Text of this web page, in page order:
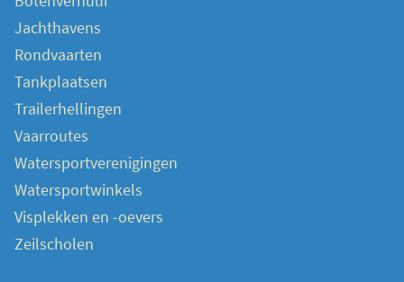
Jachthavens
Rondvaarten
Tankplaatsen
Trailerhellingen
Vaarroutes
Watersportverenigingen
Watersportwinkels
Visplekken en -oevers
Zeilscholen